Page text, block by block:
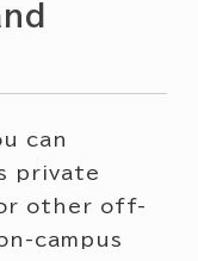
can
private
other off-
campus